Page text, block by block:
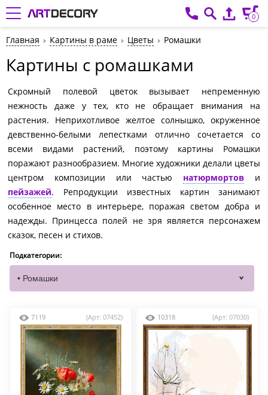
0
Главная Картины в раме Цветы Ромашки
Картины с ромашками
Скромный полевой цветок вызывает непременную
нежность даже у тех, кто не обращает внимания на
растения. Неприхотливое желтое солнышко, окруженное
девственно-белыми лепестками отлично сочетается со
всеми видами растений, поэтому картины Ромашки
поражают разнообразием. Многие художники делали цветы
центром композиции или частью натюрмортов и
пейзажей. Репродукции известных картин занимают
особенное место в интерьере, поражая светом добра и
надежды. Принцесса полей не зря является персонажем
сказок, песен и стихов.
Подкатегории:
7119 (Арт: 07452) 10318 (Арт: 07030)